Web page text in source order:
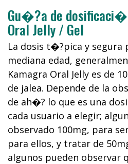
Gu�?­a de
Oral Jelly / Gel
La dosis t�?­pica y segura
mediana edad,
Kamagra Oral Jelly es de
de jalea. Depende de la
de ah�?­ lo que es una
cada usuario a elegir;
observado 100mg, para
para ellos, y tratar de
algunos pueden observar